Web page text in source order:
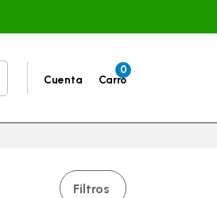
Cuenta
0
Carro
Filtros